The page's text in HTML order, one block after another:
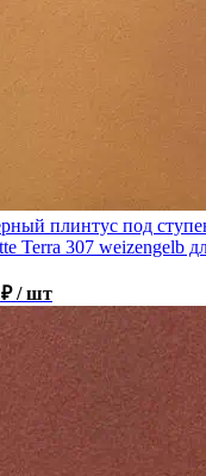
плинтус под
Terra 307 weizengelb
₽ / шт